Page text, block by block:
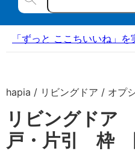
「ずっと ここちいいね」
hapia / リビングドア / オプ
リビングド
戸・片引 枠